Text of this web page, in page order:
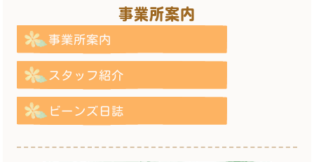
事業所案内
事業所案内
スタッフ紹介
ビーンズ日誌